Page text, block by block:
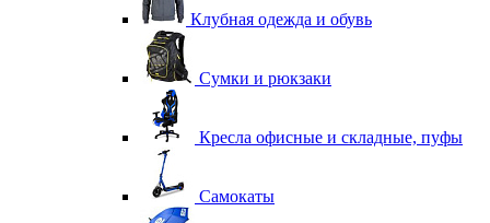
Клубная одежда и обувь
Сумки и рюкзаки
Кресла офисные и складные, пуфы
Самокаты